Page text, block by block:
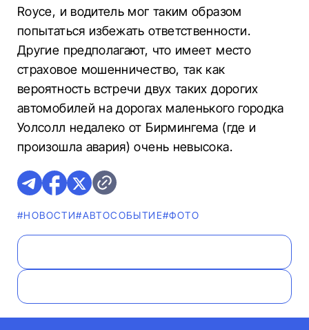
Royce, и водитель мог таким образом
попытаться избежать ответственности.
Другие предполагают, что имеет место
страховое мошенничество, так как
вероятность встречи двух таких дорогих
автомобилей на дорогах маленького городка
Уолсолл недалеко от Бирмингема (где и
произошла авария) очень невысока.
#НОВОСТИ#АВТОСОБЫТИЕ#ФОТО